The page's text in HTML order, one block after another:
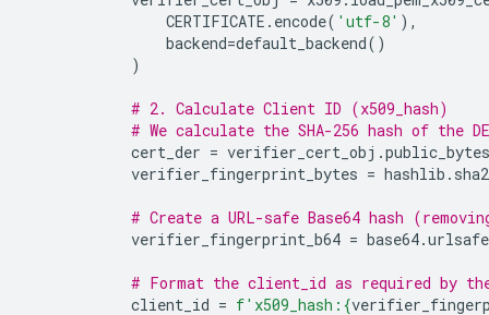
CERTIFICATE . encode( 'utf-8' ),
backend=default_backend()
)
# 2. Calculate Client ID (x509_hash)
# We calculate the SHA-256 hash of the
cert_der = verifier_cert_obj .public_bytes
verifier_fingerprint_bytes = hashlib .
# Create a URL-safe Base64 hash
verifier_fingerprint_b64 = base64.
# Format the client_id as required by
client_id = f'x509_hash: {